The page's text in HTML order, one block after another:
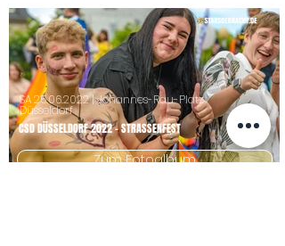
CSD DÜSSELDORF 2022 - STRASSENFEST
SA25.06.2022| Johannes-Rau-Platz
Düsseldorf
Zum Fotoalbum